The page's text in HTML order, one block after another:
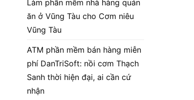
Làm phần mềm nhà hàng quán
ăn ở Vũng Tàu cho Cơm niêu
Vũng Tàu
ATM phần mềm bán hàng miễn
phí DanTriSoft: nồi cơm Thạch
Sanh thời hiện đại, ai cần cứ
nhận